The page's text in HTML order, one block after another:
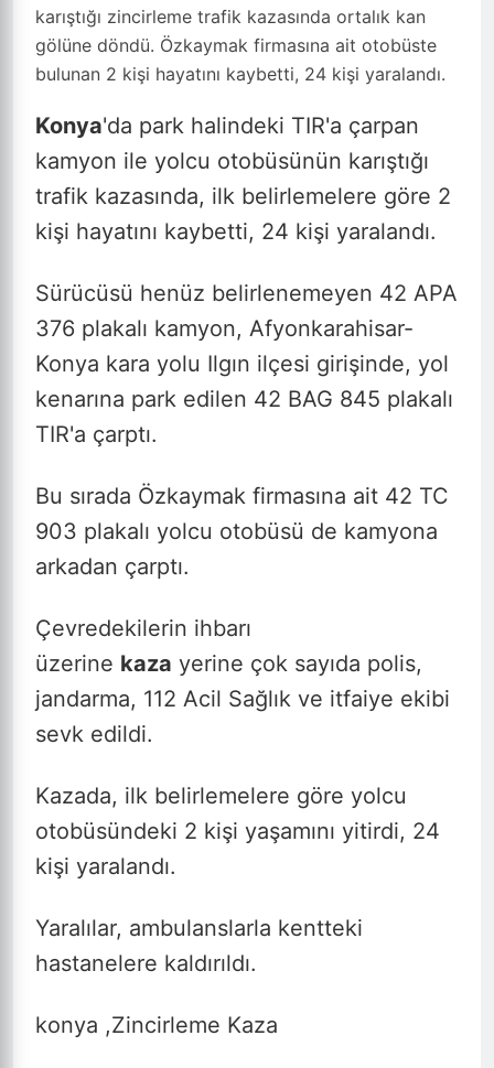
karıştığı zincirleme trafik kazasında ortalık kan
gölüne döndü. Özkaymak firmasına ait otobüste
bulunan 2 kişi hayatını kaybetti, 24 kişi yaralandı.
Konya'da park halindeki TIR'a çarpan
kamyon ile yolcu otobüsünün karıştığı
trafik kazasında, ilk belirlemelere göre 2
kişi hayatını kaybetti, 24 kişi yaralandı.
Sürücüsü henüz belirlenemeyen 42 APA
376 plakalı kamyon, Afyonkarahisar-
Konya kara yolu Ilgın ilçesi girişinde, yol
kenarına park edilen 42 BAG 845 plakalı
TIR'a çarptı.
Bu sırada Özkaymak firmasına ait 42 TC
903 plakalı yolcu otobüsü de kamyona
arkadan çarptı.
Çevredekilerin ihbarı
üzerine kaza yerine çok sayıda polis,
jandarma, 112 Acil Sağlık ve itfaiye ekibi
sevk edildi.
Kazada, ilk belirlemelere göre yolcu
otobüsündeki 2 kişi yaşamını yitirdi, 24
kişi yaralandı.
Yaralılar, ambulanslarla kentteki
hastanelere kaldırıldı.
konya ,Zincirleme Kaza